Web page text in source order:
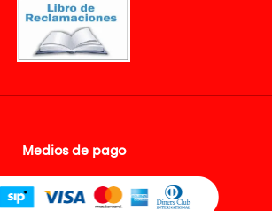
Medios de pago